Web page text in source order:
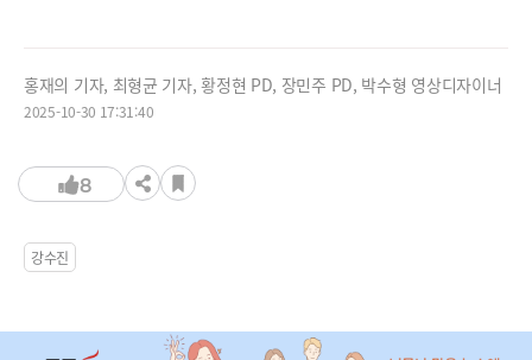
홍재의 기자, 최형균 기자, 황정현 PD, 장민주 PD, 박수형 영상디자이너
2025-10-30 17:31:40
8
강수진